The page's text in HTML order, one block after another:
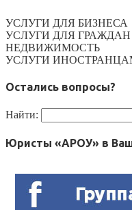
УСЛУГИ ДЛЯ БИЗНЕСА
УСЛУГИ ДЛЯ ГРАЖДАН
НЕДВИЖИМОСТЬ
УСЛУГИ
Остались вопросы?
Найти:
Юристы «АРОУ» в